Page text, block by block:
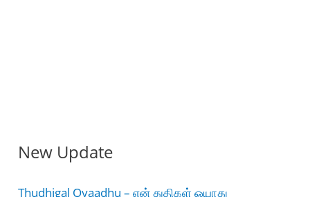
New Update
Thudhigal Oyaadhu – என் துதிகள் ஓயாது